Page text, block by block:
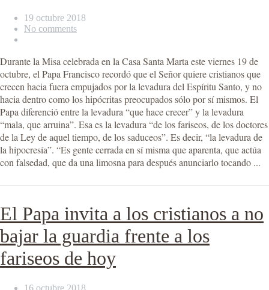
19 octubre 2018
No comments
Durante la Misa celebrada en la Casa Santa Marta este viernes 19 de
octubre, el Papa Francisco recordó que el Señor quiere cristianos que
crecen hacia fuera empujados por la levadura del Espíritu Santo, y no
hacia dentro como los hipócritas preocupados sólo por sí mismos. El
Papa diferenció entre la levadura “que hace crecer” y la levadura
“mala, que arruina”. Esa es la levadura “de los fariseos, de los doctores
de la Ley de aquel tiempo, de los saduceos”. Es decir, “la levadura de
la hipocresía”. “Es gente cerrada en sí misma que aparenta, que actúa
con falsedad, que da una limosna para después anunciarlo tocando ...
El Papa invita a los cristianos a no
bajar la guardia frente a los
fariseos de hoy
16 octubre 2018